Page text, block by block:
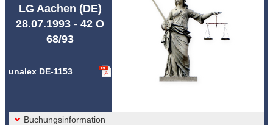
LG Aachen (DE)
28.07.1993 - 42 O
68/93
unalex DE-1153
Buchungsinformation